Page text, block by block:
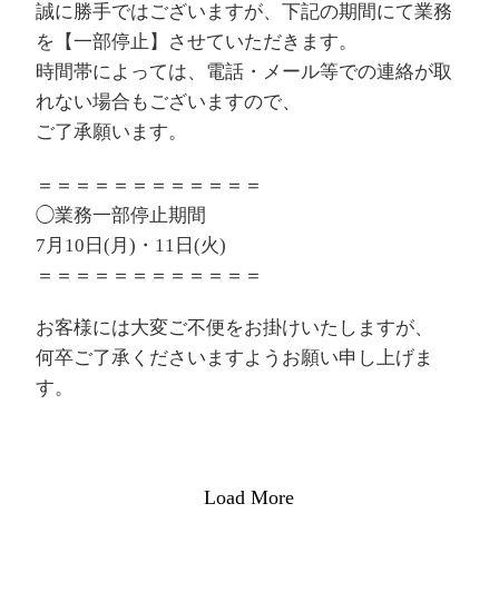
誠に勝手ではございますが、下記の期間にて業務
を【一部停止】させていただきます。
時間帯によっては、電話・メール等での連絡が取
れない場合もございますので、
ご了承願います。
＝＝＝＝＝＝＝＝＝＝＝＝
◯業務一部停止期間
7月10日(月)・11日(火)
＝＝＝＝＝＝＝＝＝＝＝＝
お客様には大変ご不便をお掛けいたしますが、
何卒ご了承くださいますようお願い申し上げま
す。
Load More